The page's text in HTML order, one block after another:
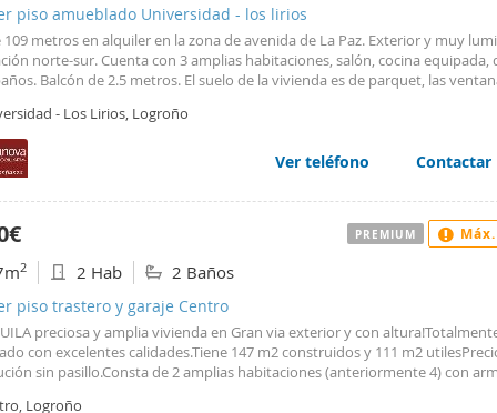
piso amueblado Universidad - los lirios
109 metros en alquiler en la zona de avenida de La Paz. Exterior y muy
norte-sur. Cuenta con 3 amplias habitaciones, salón, cocina equipada,
Balcón de 2.5 metros. El suelo de la vivienda es de parquet, las
Tiene sistema de calefacción central y agua caliente mediante termo
un edificio con ascensor a piso llano y adaptado a minusválidos mediante
de comunidad incluidos, 126,48 €/mes Requisitos: Para la
alquiler, presentación de contrato laboral de larga duración y 3 últimas
solvencia económica. No se permite la tenencia de animales
Contrato de alquiler de vivienda por cursos académicos, con entrega de 2
de fianza.
- Los Lirios, Logroño
Ver teléfono Contactar
2 2 Hab 2 Baños
piso trastero y garaje Centro
preciosa y amplia vivienda en Gran via exterior y con
con excelentes calidades.Tiene 147 m2 construidos y 111 m2
sin pasillo.Consta de 2 amplias habitaciones (anteriormente 4) con
Logroño
PREMIUM